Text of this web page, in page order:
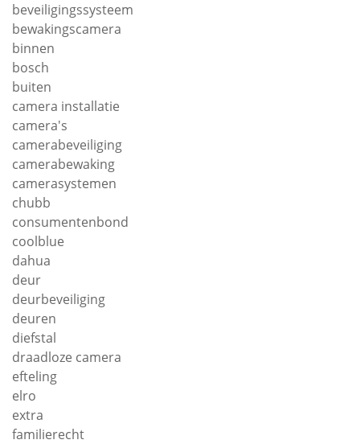
beveiligingssysteem
bewakingscamera
binnen
bosch
buiten
camera installatie
camera's
camerabeveiliging
camerabewaking
camerasystemen
chubb
consumentenbond
coolblue
dahua
deur
deurbeveiliging
deuren
diefstal
draadloze camera
efteling
elro
extra
familierecht